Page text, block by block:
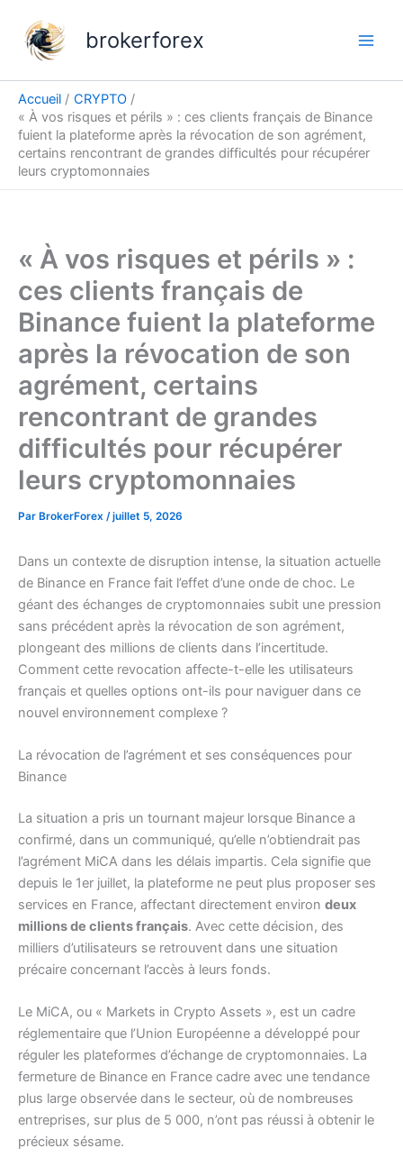
contenu
brokerforex
Accueil
CRYPTO
« À vos risques et périls » : ces clients français de Binance
fuient la plateforme après la révocation de son agrément,
certains rencontrant de grandes difficultés pour récupérer
leurs cryptomonnaies
« À vos risques et périls » :
ces clients français de
Binance fuient la plateforme
après la révocation de son
agrément, certains
rencontrant de grandes
difficultés pour récupérer
leurs cryptomonnaies
Par BrokerForex /juillet 5, 2026
Dans un contexte de disruption intense, la situation actuelle
de Binance en France fait l’effet d’une onde de choc. Le
géant des échanges de cryptomonnaies subit une pression
sans précédent après la révocation de son agrément,
plongeant des millions de clients dans l’incertitude.
Comment cette revocation affecte-t-elle les utilisateurs
français et quelles options ont-ils pour naviguer dans ce
nouvel environnement complexe ?
La révocation de l’agrément et ses conséquences pour
Binance
La situation a pris un tournant majeur lorsque Binance a
confirmé, dans un communiqué, qu’elle n’obtiendrait pas
l’agrément MiCA dans les délais impartis. Cela signifie que
depuis le 1er juillet, la plateforme ne peut plus proposer ses
services en France, affectant directement environ deux
millions de clients français. Avec cette décision, des
milliers d’utilisateurs se retrouvent dans une situation
précaire concernant l’accès à leurs fonds.
Le MiCA, ou « Markets in Crypto Assets », est un cadre
réglementaire que l’Union Européenne a développé pour
réguler les plateformes d’échange de cryptomonnaies. La
fermeture de Binance en France cadre avec une tendance
plus large observée dans le secteur, où de nombreuses
entreprises, sur plus de 5 000, n’ont pas réussi à obtenir le
précieux sésame.